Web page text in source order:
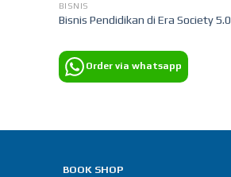
BISNIS
Bisnis Pendidikan di Era Society 5.0
Order via whatsapp
BOOK SHOP